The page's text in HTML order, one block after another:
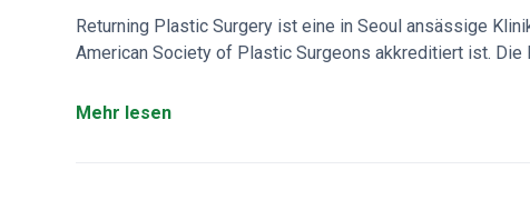
Returning Plastic Surgery ist eine in Seoul ansässige
American Society of Plastic Surgeons akkreditiert ist. Die
rekonstruktive Chirurgie und Anti-Aging-Behandlungen an.
Mehr lesen